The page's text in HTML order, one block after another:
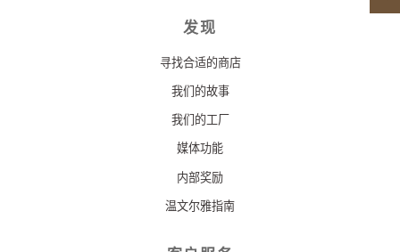
发现
寻找合适的商店
我们的故事
我们的工厂
媒体功能
内部奖励
温文尔雅指南